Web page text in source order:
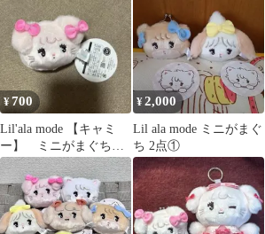
¥700
Lil'ala mode 【キャミ
ー】 ミニがまぐち
未使用
¥2,000
Lil ala mode ミニがまぐ
ち 2点①